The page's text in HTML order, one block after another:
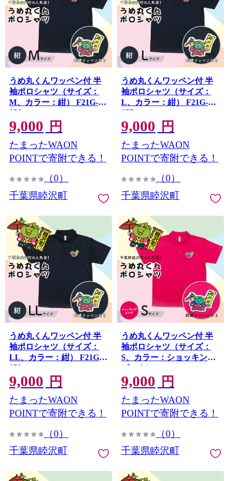
うめ丸くんワッペン付 半
袖ポロシャツ（サイズ：
M、カラー：紺） F21G-
056
9,000 円
たまったWAON
POINTで寄附できる！
（0）
千葉県睦沢町
うめ丸くんワッペン付 半
袖ポロシャツ（サイズ：
L、カラー：紺） F21G-
057
9,000 円
たまったWAON
POINTで寄附できる！
（0）
千葉県睦沢町
うめ丸くんワッペン付 半
袖ポロシャツ（サイズ：
LL、カラー：紺） F21G-
058
9,000 円
たまったWAON
POINTで寄附できる！
（0）
千葉県睦沢町
うめ丸くんワッペン付 半
袖ポロシャツ（サイズ：
S、カラー：ショッキング
ピンク） F21G-059
9,000 円
たまったWAON
POINTで寄附できる！
（0）
千葉県睦沢町